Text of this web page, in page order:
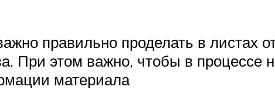
правильно проделать в листах
При этом важно, чтобы в процессе
материала